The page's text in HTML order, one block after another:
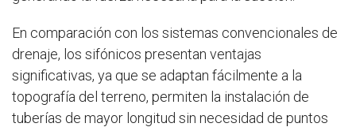
En comparación con los sistemas convencionales de
drenaje, los sifónicos presentan ventajas
significativas, ya que se adaptan fácilmente a la
topografía del terreno, permiten la instalación de
tuberías de mayor longitud sin necesidad de puntos